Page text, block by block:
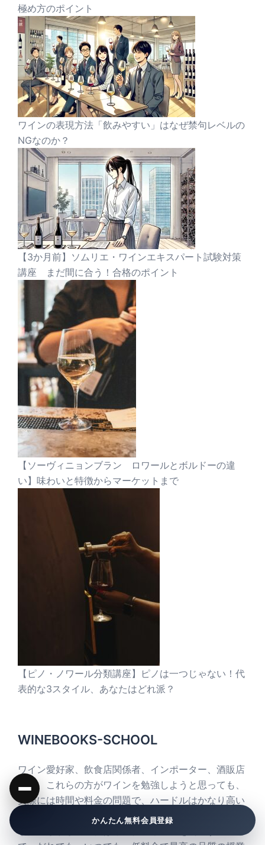
極め方のポイント
ワインの表現方法「飲みやすい」はなぜ禁句レベルの
NGなのか？
【3か月前】ソムリエ・ワインエキスパート試験対策
講座 まだ間に合う！合格のポイント
【ソーヴィニョンブラン ロワールとボルドーの違
い】味わいと特徴からマーケットまで
【ピノ・ノワール分類講座】ピノは一つじゃない！代
表的な3スタイル、あなたはどれ派？
WINEBOOKS-SCHOOL
ワイン愛好家、飲食店関係者、インポーター、酒販店
の方、これらの方がワインを勉強しようと思っても、
実際には時間や料金の問題で、ハードルはかなり高い
のが実際のところでしょう。私も若いころは苦労しま
した。しかし、現代はインターネットを利用すること
かんたん無料会員登録